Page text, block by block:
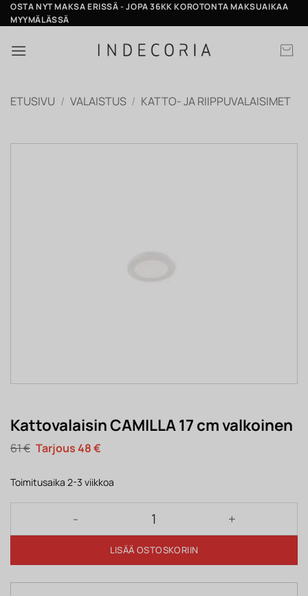
Skip
to
OSTA NYT MAKSA ERISSÄ - JOPA 36KK KOROTONTA MAKSUAIKAA
MYYMÄLÄSSÄ
ETUSIVU / VALAISTUS / KATTO- JA RIIPPUVALAISIMET
Kattovalaisin CAMILLA 17 cm valkoinen
61€ Alkuperäinen
hinta
61 €.
48€Nykyinen
48 €.
Toimitusaika 2-3 viikkoa
Kattovalaisin CAMILLA 17 cm valkoinen määrä
LISÄÄ OSTOSKORIIN